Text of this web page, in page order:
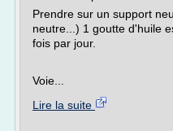
Prendre sur un support
neutre...) 1 goutte d'huile
fois par jour.
Voie...
Lire la suite